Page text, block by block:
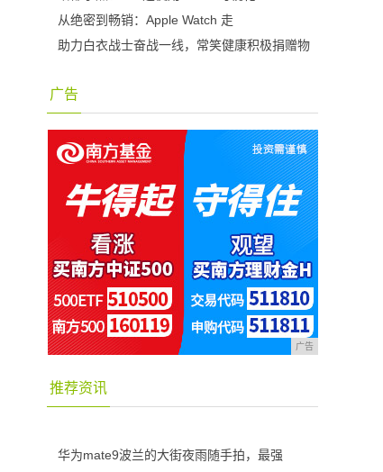
从绝密到畅销：Apple Watch 走
助力白衣战士奋战一线，常笑健康积极捐赠物
广告
广告
推荐资讯
华为mate9波兰的大街夜雨随手拍，最强